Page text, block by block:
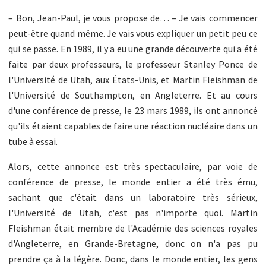
– Bon, Jean-Paul, je vous propose de… – Je vais commencer
peut-être quand même. Je vais vous expliquer un petit peu ce
qui se passe. En 1989, il y a eu une grande découverte qui a été
faite par deux professeurs, le professeur Stanley Ponce de
l'Université de Utah, aux États-Unis, et Martin Fleishman de
l'Université de Southampton, en Angleterre. Et au cours
d'une conférence de presse, le 23 mars 1989, ils ont annoncé
qu'ils étaient capables de faire une réaction nucléaire dans un
tube à essai.
Alors, cette annonce est très spectaculaire, par voie de
conférence de presse, le monde entier a été très ému,
sachant que c'était dans un laboratoire très sérieux,
l'Université de Utah, c'est pas n'importe quoi. Martin
Fleishman était membre de l'Académie des sciences royales
d'Angleterre, en Grande-Bretagne, donc on n'a pas pu
prendre ça à la légère. Donc, dans le monde entier, les gens